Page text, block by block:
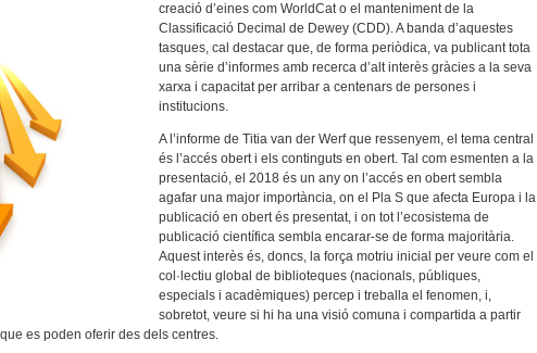
creació d’eines com WorldCat o el manteniment de la
Classificació Decimal de Dewey (CDD). A banda d’aquestes
tasques, cal destacar que, de forma periòdica, va publicant tota
una sèrie d’informes amb recerca d’alt interès gràcies a la seva
xarxa i capacitat per arribar a centenars de persones i
institucions.
A l’informe de Titia van der Werf que ressenyem, el tema central
és l’accés obert i els continguts en obert. Tal com esmenten a la
presentació, el 2018 és un any on l’accés en obert sembla
agafar una major importància, on el Pla S que afecta Europa i la
publicació en obert és presentat, i on tot l’ecosistema de
publicació científica sembla encarar-se de forma majoritària.
Aquest interès és, doncs, la força motriu inicial per veure com el
col·lectiu global de biblioteques (nacionals, públiques,
especials i acadèmiques) percep i treballa el fenomen, i,
sobretot, veure si hi ha una visió comuna i compartida a partir
es poden oferir des dels centres.